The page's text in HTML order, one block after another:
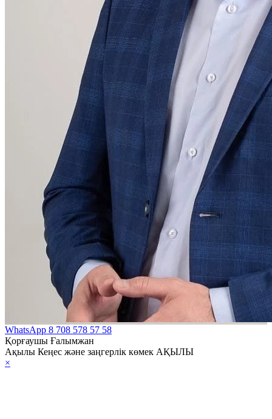
WhatsApp 8 708 578 57 58
Қорғаушы Ғалымжан
Ақылы Кеңес және заңгерлік көмек АҚЫЛЫ
×